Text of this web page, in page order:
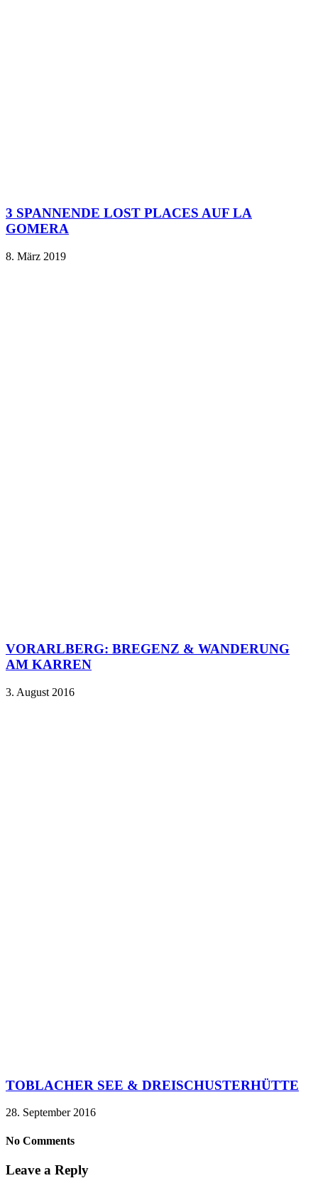
3 SPANNENDE LOST PLACES AUF LA
GOMERA
8. März 2019
VORARLBERG: BREGENZ & WANDERUNG
AM KARREN
3. August 2016
TOBLACHER SEE & DREISCHUSTERHÜTTE
28. September 2016
No Comments
Leave a Reply